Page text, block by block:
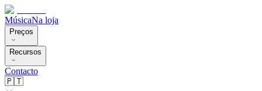
MúsicaNa loja
Preços
Recursos
Contacto
🇵🇹